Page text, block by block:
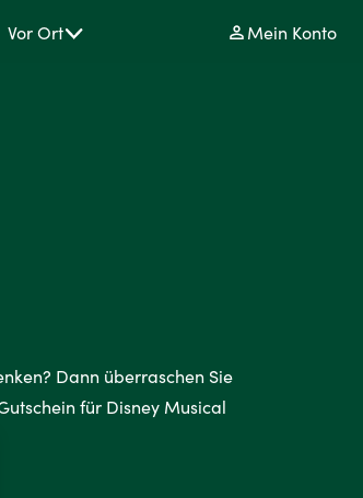
Vor Ort Mein Konto
Dann überraschen Sie
für Disney Musical